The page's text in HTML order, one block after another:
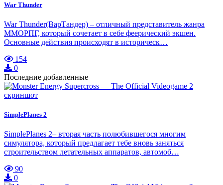
War Thunder
War Thunder(ВарТандер) – отличный представитель жанра
ММОРПГ, который сочетает в себе феерический экшен.
Основные действия происходят в историческ…
154
0
Последние добавленные
SimplePlanes 2
SimplePlanes 2– вторая часть полюбившегося многим
симулятора, который предлагает тебе вновь заняться
строительством летательных аппаратов, автомоб…
90
0